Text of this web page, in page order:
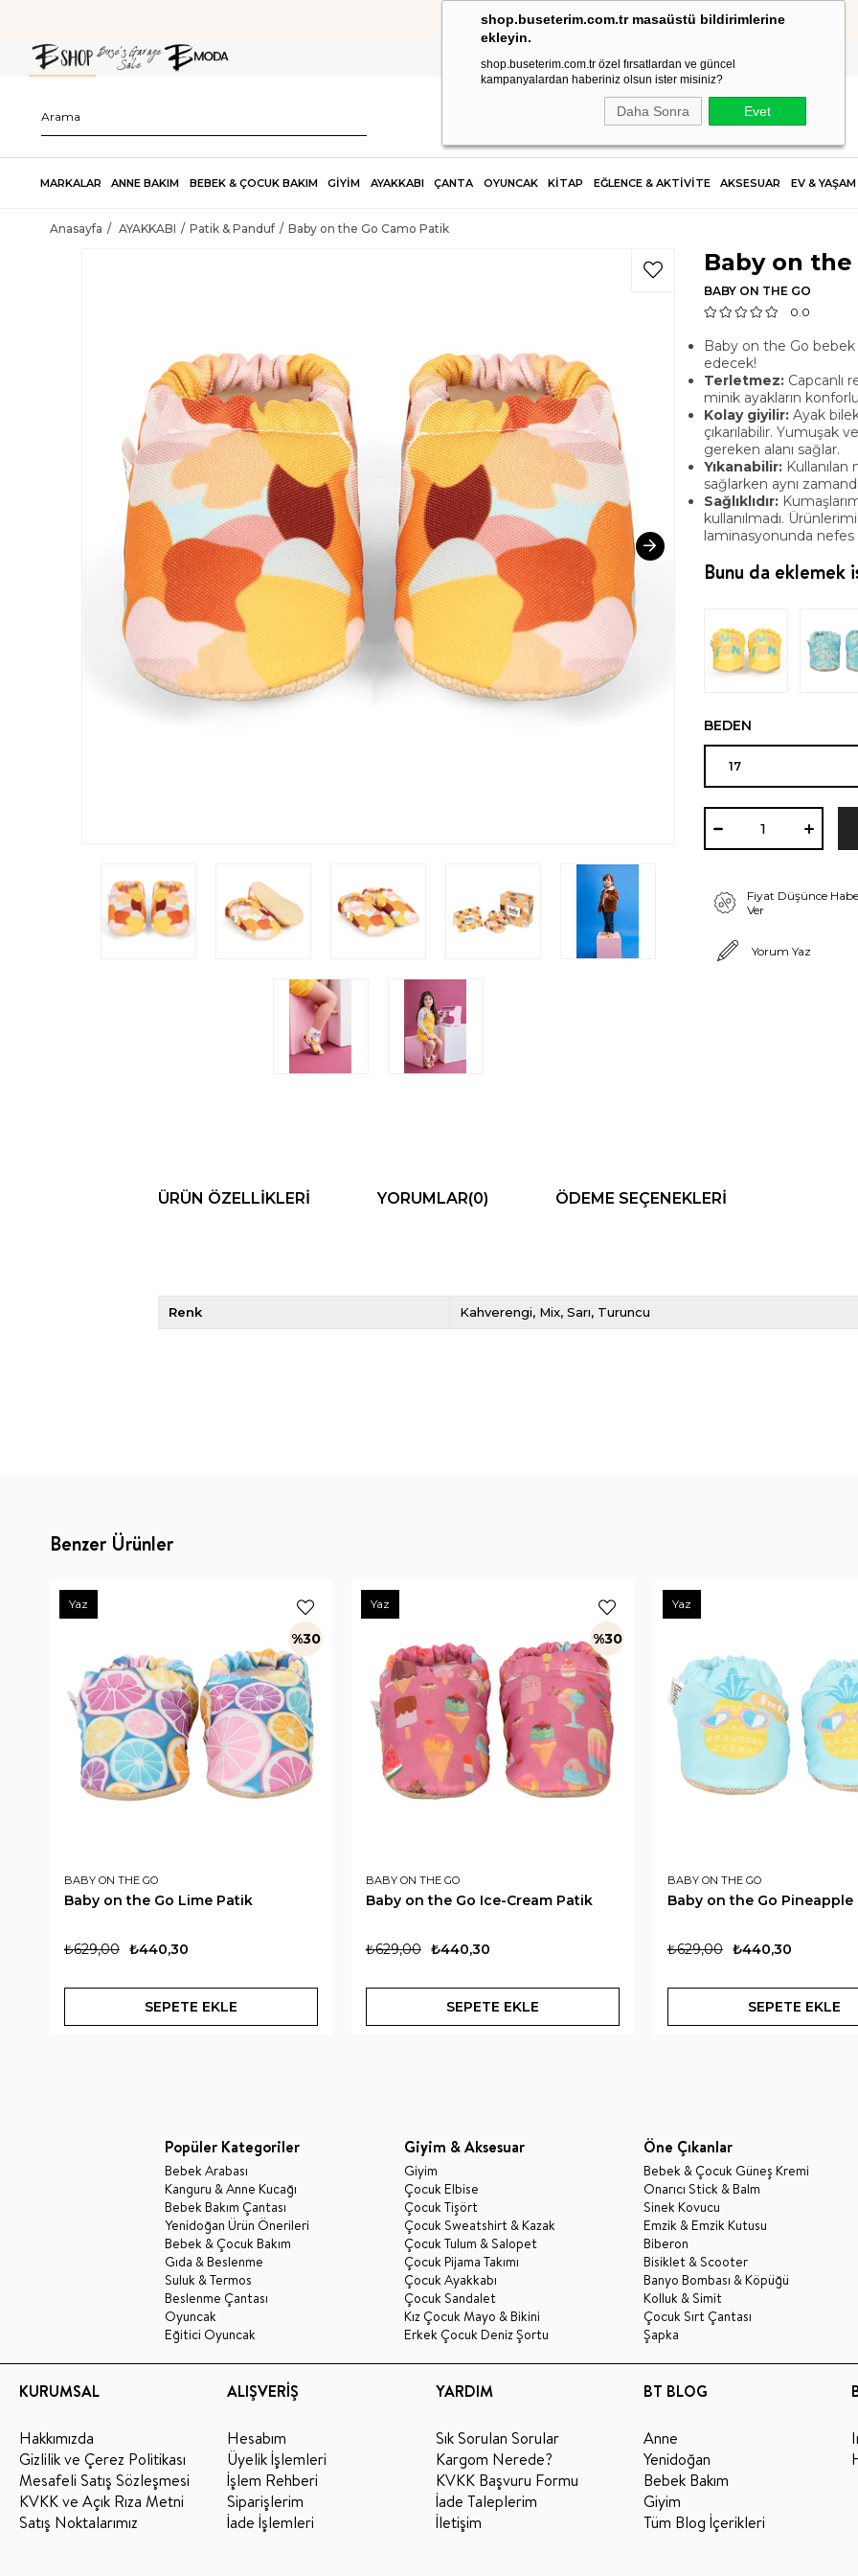
shop.buseterim.com.tr masaüstü bildirimlerine
ekleyin.
shop.buseterim.com.tr özel fırsatlardan ve güncel
kampanyalardan haberiniz olsun ister misiniz?
Daha Sonra Evet
YENİ ÜYELİKLERDE %10 İNDİRİM FIRSATI "NEW10"
MARKALAR ANNE BAKIM BEBEK & ÇOCUK BAKIM GİYİM AYAKKABI ÇANTA OYUNCAK KİTAP EĞLENCE & AKTİVİTE AKSESUAR EV & YAŞAM
Anasayfa AYAKKABI Patik & Panduf Baby on the Go Camo Patik
Baby on
BABY ON THE GO
0.0
Baby on the Go bebek
edecek!
Terletmez: Capcanlı
minik ayakların
Kolay giyilir: Ayak
çıkarılabilir. Yumuşak
gereken alanı sağlar.
Yıkanabilir: Kullanılan
sağlarken aynı
Sağlıklıdır:
kullanılmadı.
laminasyonunda nefes
Bunu da eklemek
BEDEN
Fiyat Düşünce
Ver
Yorum Yaz
ÜRÜN ÖZELLIKLERI YORUMLAR(0) ÖDEME SEÇENEKLERI
Renk Kahverengi Mix Sarı Turuncu
Benzer Ürünler
BABY ON THE GO
Baby on the Go Lime Patik
₺440,30
₺629,00
SEPETE EKLE
%30
Yaz
BABY ON THE GO
Baby on the Go Ice-Cream Patik
₺440,30
₺629,00
SEPETE EKLE
%30
Yaz
BABY ON THE GO
Baby on the Go Pineapple
₺440,30
₺629,00
SEPETE EKLE
Yaz
Popüler Kategoriler
Bebek Arabası
Kanguru & Anne Kucağı
Bebek Bakım Çantası
Yenidoğan Ürün Önerileri
Bebek & Çocuk Bakım
Gıda & Beslenme
Suluk & Termos
Beslenme Çantası
Oyuncak
Eğitici Oyuncak
Giyim & Aksesuar
Giyim
Çocuk Elbise
Çocuk Tişört
Çocuk Sweatshirt & Kazak
Çocuk Tulum & Salopet
Çocuk Pijama Takımı
Çocuk Ayakkabı
Çocuk Sandalet
Kız Çocuk Mayo & Bikini
Erkek Çocuk Deniz Şortu
Öne Çıkanlar
Bebek & Çocuk Güneş Kremi
Onarıcı Stick & Balm
Sinek Kovucu
Emzik & Emzik Kutusu
Biberon
Bisiklet & Scooter
Banyo Bombası & Köpüğü
Kolluk & Simit
Çocuk Sırt Çantası
Şapka
KURUMSAL
Hakkımızda
Gizlilik ve Çerez Politikası
Mesafeli Satış Sözleşmesi
KVKK ve Açık Rıza Metni
Satış Noktalarımız
ALIŞVERİŞ
Hesabım
Üyelik İşlemleri
İşlem Rehberi
Siparişlerim
İade İşlemleri
YARDIM
Sık Sorulan Sorular
Kargom Nerede?
KVKK Başvuru Formu
İade Taleplerim
İletişim
BT BLOG
Anne
Yenidoğan
Bebek Bakım
Giyim
Tüm Blog İçerikleri